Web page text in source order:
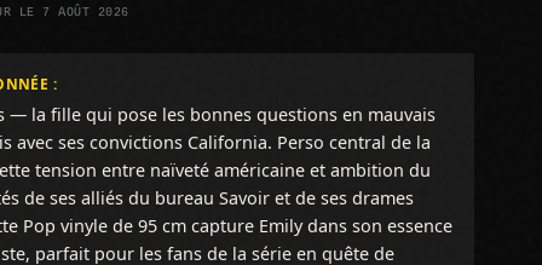
LE 7 AOÛT 2026
:
— la fille qui pose les bonnes questions en mauvais
avec ses convictions California. Perso central de la
tension entre naïveté américaine et ambition du
de ses alliés du bureau Savoir et de ses drames
Pop vinyle de 95 cm capture Emily dans son essence
parfait pour les fans de la série en quête de